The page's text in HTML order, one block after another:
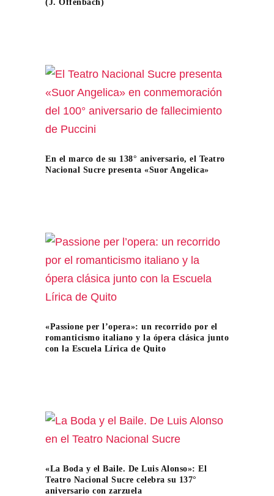
(J. Offenbach)
En el marco de su 138° aniversario, el Teatro
Nacional Sucre presenta «Suor Angelica»
«Passione per l’opera»: un recorrido por el
romanticismo italiano y la ópera clásica junto
con la Escuela Lírica de Quito
«La Boda y el Baile. De Luis Alonso»: El
Teatro Nacional Sucre celebra su 137°
aniversario con zarzuela